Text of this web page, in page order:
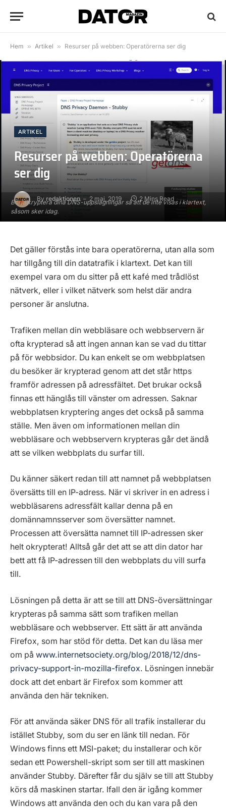
Hem » Artikel » Resurser på webben: Operatörerna ser dig
Börja kryptera dina DNS-uppslagningar så att de inte visas i klartext,
såsom sker idag.
ARTIKEL
Resurser på webben: Operatörerna
ser dig
By redaktionen 2 maj, 2019 2 Mins Read
Det gäller förstås inte bara operatörerna, utan alla som
har tillgång till din datatrafik i klartext. Det kan till
exempel vara om du sitter på ett kafé med trådlöst
nätverk, eller i vilket nätverk som helst där andra
personer är anslutna.
Trafiken mellan din webbläsare och webbservern är
ofta krypterad så att ingen annan kan se vad du tittar
på för webbsidor. Du kan enkelt se om webbplatsen
du besöker är krypterad genom att det står https
framför adressen på adressfältet. Det brukar också
finnas ett hänglås till vänster om adressen. Saknar
webbplatsen kryptering anges det också på samma
ställe. Men även om informationen mellan din
webbläsare och webbservern krypteras går det ändå
att se vilken webbplats du surfar till.
Du känner säkert redan till att namnet på webbplatsen
översätts till en IP-adress. När vi skriver in en adress i
webbläsarens adressfält kallar denna på en
domännamnsserver som översätter namnet.
Processen att översätta namnet till IP-adressen sker
helt okrypterat! Alltså går det att se att din dator har
bett att få IP-adressen till den webbplats du vill surfa
till.
Lösningen på detta är att se till att DNS-översättningar
krypteras på samma sätt som trafiken mellan
webbläsare och webbserver. Ett sätt är att använda
Firefox, som har stöd för detta. Det kan du läsa mer
om på www.internetsociety.org/blog/2018/12/dns-
privacy-support-in-mozilla-firefox. Lösningen innebär
dock att det enbart är Firefox som kommer att
använda den här tekniken.
För att använda säker DNS för all trafik installerar du
istället Stubby, som du ser en länk till nedan. För
Windows finns ett MSI-paket; du installerar och kör
sedan ett Powershell-skript som ser till att maskinen
använder Stubby. Därefter får du själv se till att Stubby
körs då maskinen startar. Ifall den är igång kommer
Windows att använda den och du kan vara på den